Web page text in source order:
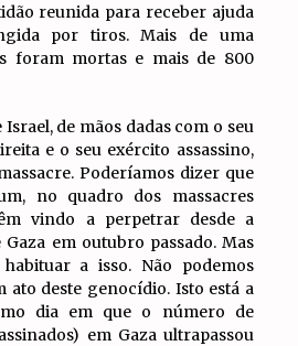
reunida para receber ajuda
por tiros. Mais de uma
foram mortas e mais de 800
Israel, de mãos dadas com o seu
e o seu exército assassino,
Poderíamos dizer que
no quadro dos massacres
vindo a perpetrar desde a
Gaza em outubro passado. Mas
a isso. Não podemos
ato deste genocídio. Isto está a
dia em que o número de
em Gaza ultrapassou